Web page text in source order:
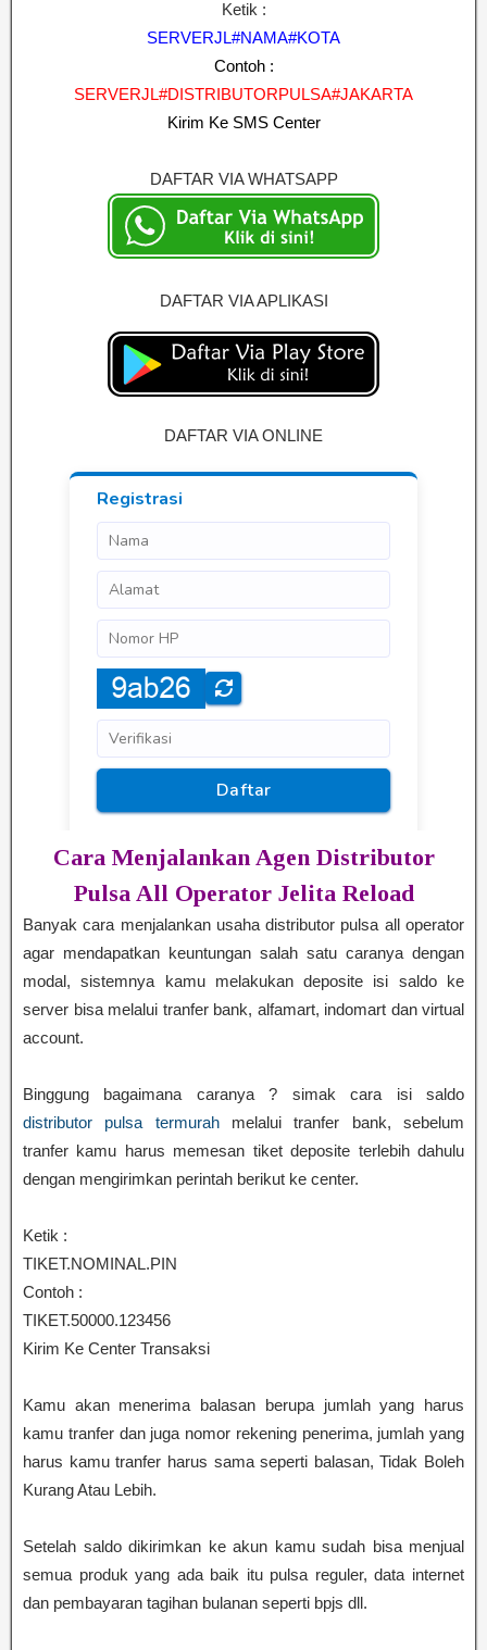
Ketik :
SERVERJL#NAMA#KOTA
Contoh :
SERVERJL#DISTRIBUTORPULSA#JAKARTA
Kirim Ke SMS Center
DAFTAR VIA WHATSAPP
DAFTAR VIA APLIKASI
DAFTAR VIA ONLINE
Cara Menjalankan Agen Distributor
Pulsa All Operator Jelita Reload
Banyak cara menjalankan usaha distributor pulsa all operator
agar mendapatkan keuntungan salah satu caranya dengan
modal, sistemnya kamu melakukan deposite isi saldo ke
server bisa melalui tranfer bank, alfamart, indomart dan virtual
account.
Binggung bagaimana caranya ? simak cara isi saldo
distributor pulsa termurahmelalui tranfer bank, sebelum
tranfer kamu harus memesan tiket deposite terlebih dahulu
dengan mengirimkan perintah berikut ke center.
Ketik :
TIKET.NOMINAL.PIN
Contoh :
TIKET.50000.123456
Kirim Ke Center Transaksi
Kamu akan menerima balasan berupa jumlah yang harus
kamu tranfer dan juga nomor rekening penerima, jumlah yang
harus kamu tranfer harus sama seperti balasan, Tidak Boleh
Kurang Atau Lebih.
Setelah saldo dikirimkan ke akun kamu sudah bisa menjual
semua produk yang ada baik itu pulsa reguler, data internet
dan pembayaran tagihan bulanan seperti bpjs dll.